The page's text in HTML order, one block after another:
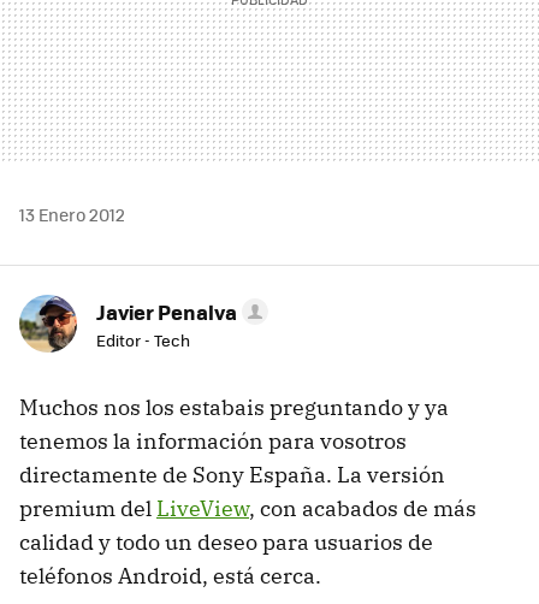
13 Enero 2012
Javier Penalva
Editor - Tech
Muchos nos los estabais preguntando y ya
tenemos la información para vosotros
directamente de Sony España. La versión
premium del LiveView, con acabados de más
calidad y todo un deseo para usuarios de
teléfonos Android, está cerca.